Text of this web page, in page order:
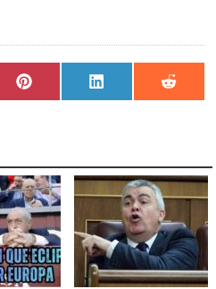
Compartir
en
Compartir
en
Compartir
en